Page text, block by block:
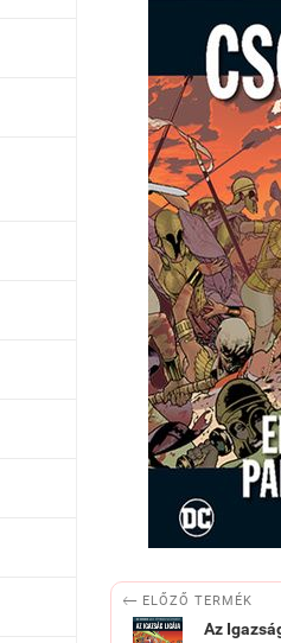
 ELŐZŐ TERMÉK
Az